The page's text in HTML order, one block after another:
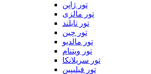
تور ژاپن
تور مالزی
تور تایلند
تور چین
تور مالدیو
تور ویتنام
تور سریلانکا
تور فیلیپین